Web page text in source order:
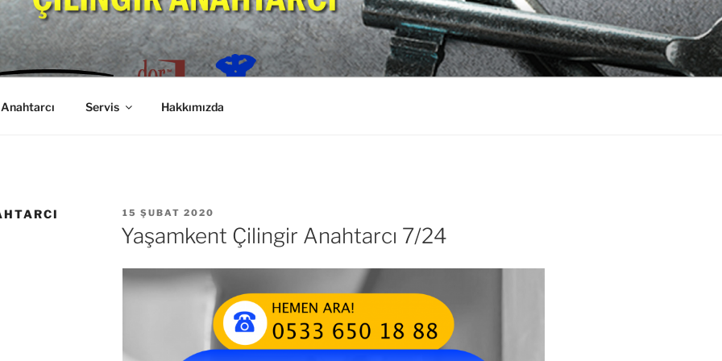
ÇILINGIR ANAHTARCI
Servis Hakkımızda
YAYIM
TARIHI
15 ŞUBAT 2020
Yaşamkent Çilingir Anahtarcı 7/24